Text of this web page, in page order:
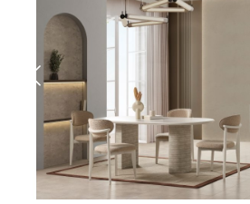
Odası
Yemek
Odası